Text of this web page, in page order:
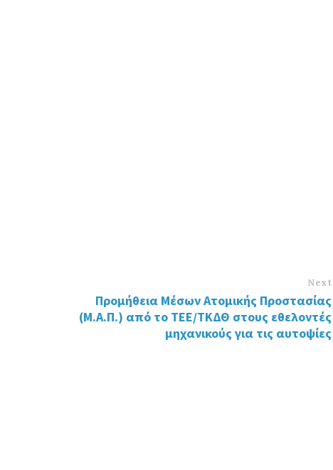
Next
Προμήθεια Μέσων Ατομικής Προστασίας
(M.A.Π.) από το ΤΕΕ/ΤΚΔΘ στους εθελοντές
μηχανικούς για τις αυτοψίες